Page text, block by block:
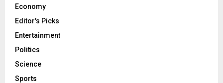
Economy
Editor's Picks
Entertainment
Politics
Science
Sports